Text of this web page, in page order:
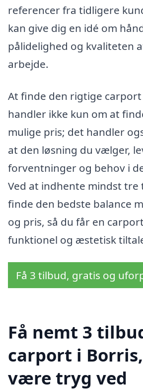
referencer fra tidligere
kan give dig en idé om
pålidelighed og kvaliteten
arbejde.
At finde den rigtige
handler ikke kun om at
mulige pris; det handler
at den løsning du vælger,
forventninger og behov i
Ved at indhente mindst tre
finde den bedste balance
og pris, så du får en
funktionel og æstetisk
Få 3 tilbud, gratis og
Få nemt 3
carport i
være tryg ved